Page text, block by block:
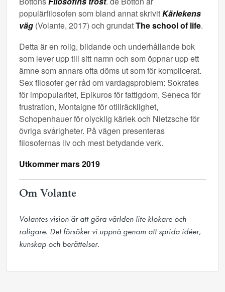
populärfilosofen som bland annat skrivitKärlekens
väg (Volante, 2017) och grundatThe school of life.
Detta är en rolig, bildande och underhållande bok
som lever upp till sitt namn och som öppnar upp ett
ämne som annars ofta döms ut som för komplicerat.
Sex filosofer ger råd om vardagsproblem: Sokrates
för impopularitet, Epikuros för fattigdom, Seneca för
frustration, Montaigne för otillräcklighet,
Schopenhauer för olycklig kärlek och Nietzsche för
övriga svårigheter. På vägen presenteras
filosofernas liv och mest betydande verk.
Utkommer mars 2019
Om Volante
Volantes vision är att göra världen lite klokare och
roligare. Det försöker vi uppnå genom att sprida idéer,
kunskap och berättelser.